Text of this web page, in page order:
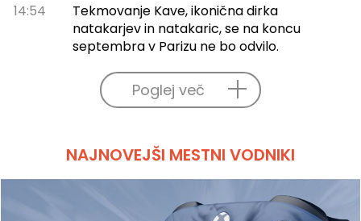
14:54
Tekmovanje Kave, ikonična dirka
natakarjev in natakaric, se na koncu
septembra v Parizu ne bo odvilo.
Poglej več
NAJNOVEJŠI MESTNI VODNIKI